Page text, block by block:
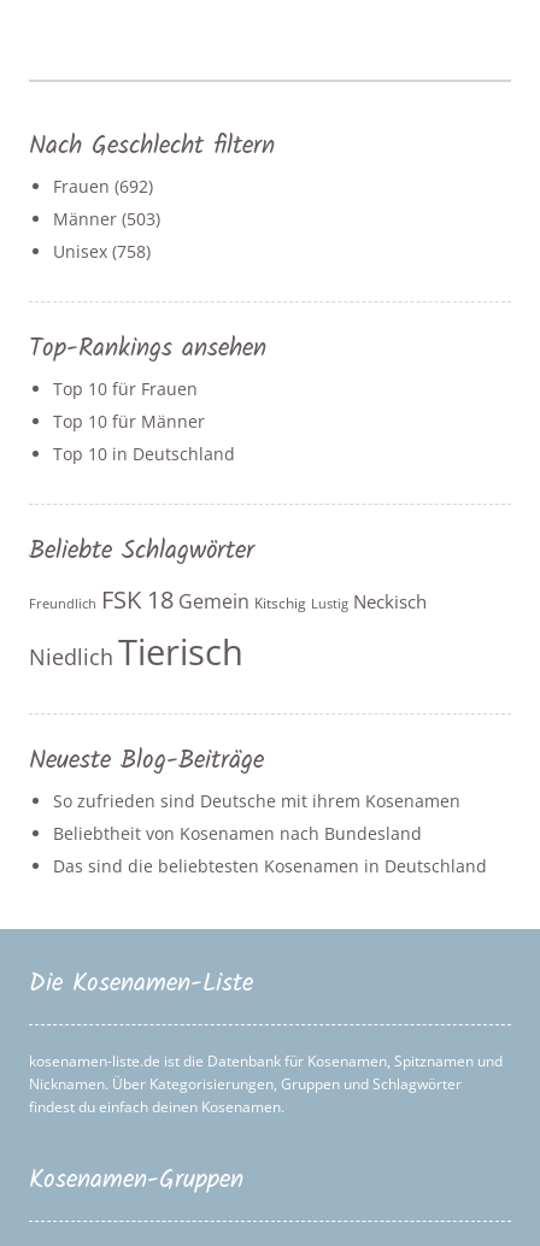
Nach Geschlecht filtern
Frauen (692)
Männer (503)
Unisex (758)
Top-Rankings ansehen
Top 10 für Frauen
Top 10 für Männer
Top 10 in Deutschland
Beliebte Schlagwörter
Freundlich FSK 18 Gemein Kitschig Lustig Neckisch
Niedlich Tierisch
Neueste Blog-Beiträge
So zufrieden sind Deutsche mit ihrem Kosenamen
Beliebtheit von Kosenamen nach Bundesland
Das sind die beliebtesten Kosenamen in Deutschland
Die Kosenamen-Liste
kosenamen-liste.de ist die Datenbank für Kosenamen, Spitznamen und
Nicknamen. Über Kategorisierungen, Gruppen und Schlagwörter
findest du einfach deinen Kosenamen.
Kosenamen-Gruppen